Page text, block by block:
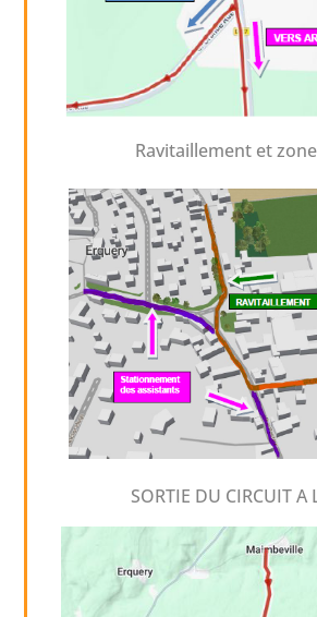
Ravitaillement et
SORTIE DU CIRCUIT A